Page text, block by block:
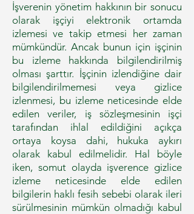
İşverenin yönetim hakkının bir sonucu
olarak işçiyi elektronik ortamda
izlemesi ve takip etmesi her zaman
mümkündür. Ancak bunun için işçinin
bu izleme hakkında bilgilendirilmiş
olması şarttır. İşçinin izlendiğine dair
bilgilendirilmemesi veya gizlice
izlenmesi, bu izleme neticesinde elde
edilen veriler, iş sözleşmesinin işçi
tarafından ihlal edildiğini açıkça
ortaya koysa dahi, hukuka aykırı
olarak kabul edilmelidir. Hal böyle
iken, somut olayda işverence gizlice
izleme neticesinde elde edilen
bilgilerin haklı fesih sebebi olarak ileri
sürülmesinin mümkün olmadığı kabul